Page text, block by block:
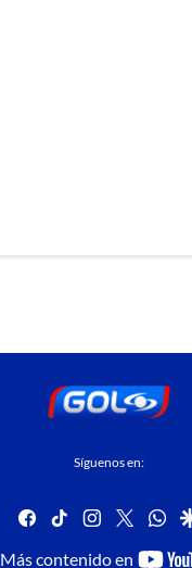
Síguenos en:
facebook
tiktok instagram
twitter
Más contenido en